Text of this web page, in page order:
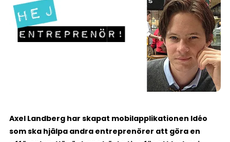
Axel Landberg har skapat mobilapplikationen Idéo
som ska hjälpa andra entreprenörer att göra en